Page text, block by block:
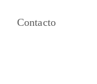
Contacto